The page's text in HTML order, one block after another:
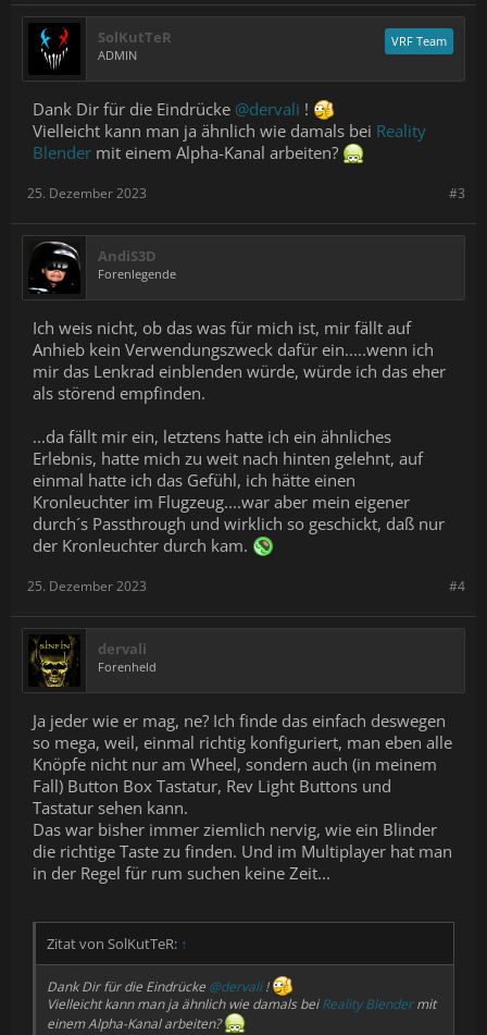
SolKutTeR
ADMIN
VRF Team
Dank Dir für die Eindrücke @dervali !
Vielleicht kann man ja ähnlich wie damals bei Reality
Blender mit einem Alpha-Kanal arbeiten?
#3
25. Dezember 2023
AndiS3D
Forenlegende
Ich weis nicht, ob das was für mich ist, mir fällt auf
Anhieb kein Verwendungszweck dafür ein.....wenn ich
mir das Lenkrad einblenden würde, würde ich das eher
als störend empfinden.
...da fällt mir ein, letztens hatte ich ein ähnliches
Erlebnis, hatte mich zu weit nach hinten gelehnt, auf
einmal hatte ich das Gefühl, ich hätte einen
Kronleuchter im Flugzeug....war aber mein eigener
durch´s Passthrough und wirklich so geschickt, daß nur
der Kronleuchter durch kam.
#4
25. Dezember 2023
dervali
Forenheld
Ja jeder wie er mag, ne? Ich finde das einfach deswegen
so mega, weil, einmal richtig konfiguriert, man eben alle
Knöpfe nicht nur am Wheel, sondern auch (in meinem
Fall) Button Box Tastatur, Rev Light Buttons und
Tastatur sehen kann.
Das war bisher immer ziemlich nervig, wie ein Blinder
die richtige Taste zu finden. Und im Multiplayer hat man
in der Regel für rum suchen keine Zeit...
Zitat von SolKutTeR: ↑
Dank Dir für die Eindrücke @dervali!
Vielleicht kann man ja ähnlich wie damals beiReality Blendermit
einem Alpha-Kanal arbeiten?